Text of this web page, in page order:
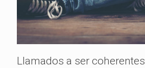
Llamados a ser coherentes